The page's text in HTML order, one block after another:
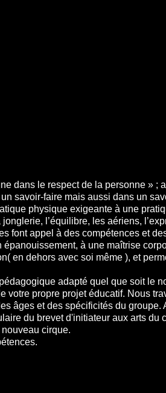
dans le respect de la personne » ;
savoir-faire mais aussi dans un
physique exigeante à une
l’équilibre, les aériens,
font appel à des compétences et
à une maîtrise
en dehors avec soi même ), et
adapté quel que soit le
votre propre projet éducatif. Nous
âges et des spécificités du groupe.
du brevet d'initiateur aux arts du
puis en nouveau cirque.